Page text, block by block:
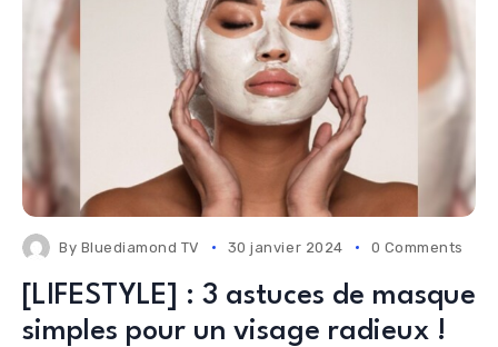
By Bluediamond TV 30 janvier 2024 0 Comments
[LIFESTYLE] : 3 astuces de masque
simples pour un visage radieux !